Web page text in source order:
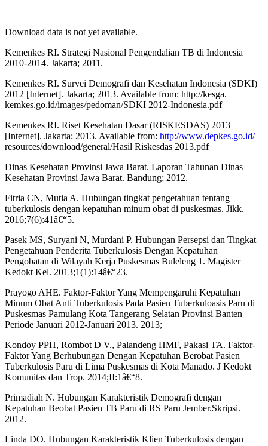
Download data is not yet available.
Kemenkes RI. Strategi Nasional Pengendalian TB di Indonesia
2010-2014. Jakarta; 2011.
Kemenkes RI. Survei Demografi dan Kesehatan Indonesia (SDKI)
2012 [Internet]. Jakarta; 2013. Available from: http://kesga.
kemkes.go.id/images/pedoman/SDKI 2012-Indonesia.pdf
Kemenkes RI. Riset Kesehatan Dasar (RISKESDAS) 2013
[Internet]. Jakarta; 2013. Available from: http://www.depkes.go.id/
resources/download/general/Hasil Riskesdas 2013.pdf
Dinas Kesehatan Provinsi Jawa Barat. Laporan Tahunan Dinas
Kesehatan Provinsi Jawa Barat. Bandung; 2012.
Fitria CN, Mutia A. Hubungan tingkat pengetahuan tentang
tuberkulosis dengan kepatuhan minum obat di puskesmas. Jikk.
2016;7(6):41â€“5.
Pasek MS, Suryani N, Murdani P. Hubungan Persepsi dan Tingkat
Pengetahuan Penderita Tuberkulosis Dengan Kepatuhan
Pengobatan di Wilayah Kerja Puskesmas Buleleng 1. Magister
Kedokt Kel. 2013;1(1):14â€“23.
Prayogo AHE. Faktor-Faktor Yang Mempengaruhi Kepatuhan
Minum Obat Anti Tuberkulosis Pada Pasien Tuberkuloasis Paru di
Puskesmas Pamulang Kota Tangerang Selatan Provinsi Banten
Periode Januari 2012-Januari 2013. 2013;
Kondoy PPH, Rombot D V., Palandeng HMF, Pakasi TA. Faktor-
Faktor Yang Berhubungan Dengan Kepatuhan Berobat Pasien
Tuberkulosis Paru di Lima Puskesmas di Kota Manado. J Kedokt
Komunitas dan Trop. 2014;II:1â€“8.
Primadiah N. Hubungan Karakteristik Demografi dengan
Kepatuhan Beobat Pasien TB Paru di RS Paru Jember.Skripsi.
2012.
Linda DO. Hubungan Karakteristik Klien Tuberkulosis dengan